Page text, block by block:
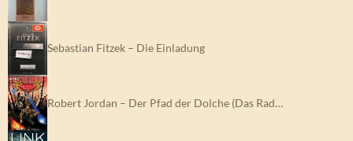
Sebastian Fitzek – Die Einladung
Robert Jordan – Der Pfad der Dolche (Das Rad…